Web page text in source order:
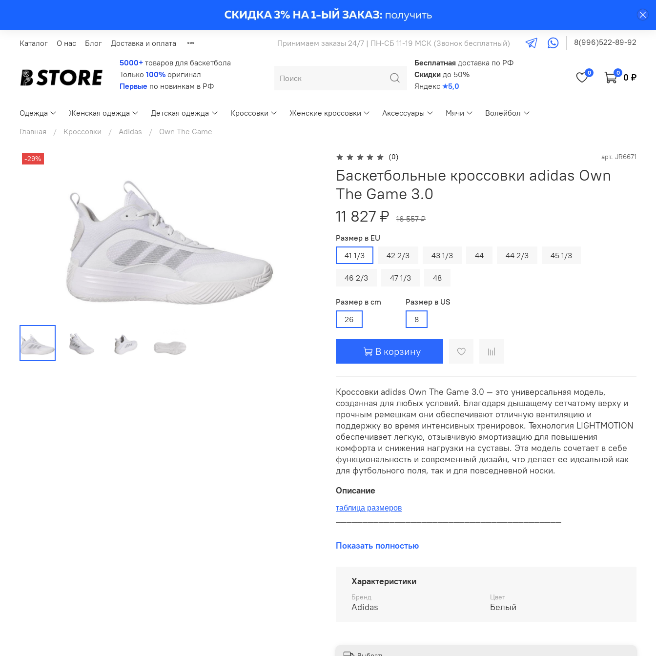
Каталог О нас Блог Доставка и оплата Принимаем заказы 24/7 | ПН-СБ 11-19 МСК (Звонок бесплатный) 8(996)522-89-92
5000+ товаров для баскетбола
Только 100% оригинал
Первые по новинкам в РФ
Бесплатная доставка по РФ
Скидки до 50%
Яндекс ★5,0
0 0 0 ₽
Одежда Женская одежда Детская одежда Кроссовки Женские кроссовки Аксессуары Мячи
Волейбол
Главная
Кроссовки Adidas Own The Game
-29% (0) арт. JR6671
Баскетбольные кроссовки adidas Own
The Game 3.0
11 827 ₽
16 557 ₽
Размер в EU
41 1/3
42 2/3 43 1/3 44 44 2/3 45 1/3
46 2/3 47 1/3 48
Размер в cm
26
Размер в US
8
В корзину
Кроссовки adidas Own The Game 3.0 — это универсальная модель,
созданная для любых условий. Благодаря дышащему сетчатому верху и
прочным ремешкам они обеспечивают отличную вентиляцию и
поддержку во время интенсивных тренировок. Технология LIGHTMOTION
обеспечивает легкую, отзывчивую амортизацию для повышения
комфорта и снижения нагрузки на суставы. Эта модель сочетает в себе
функциональность и современный дизайн, что делает ее идеальной как
для футбольного поля, так и для повседневной носки.
Описание
таблица размеров
__________________________________________
Бесплатная доставка:
По всей России от 10 до 14 дней
__________________________________________
Показать полностью
Характеристики
Бренд
Adidas
Цвет
Белый